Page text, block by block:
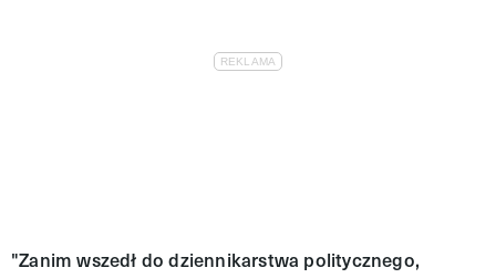
"Zanim wszedł do dziennikarstwa politycznego,